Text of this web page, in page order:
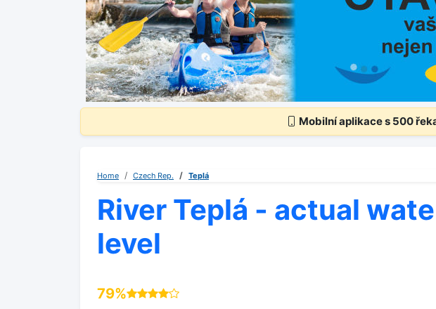
Mobilní aplikace s 500
Home Czech Rep. Teplá
River Teplá - actual
level
79%